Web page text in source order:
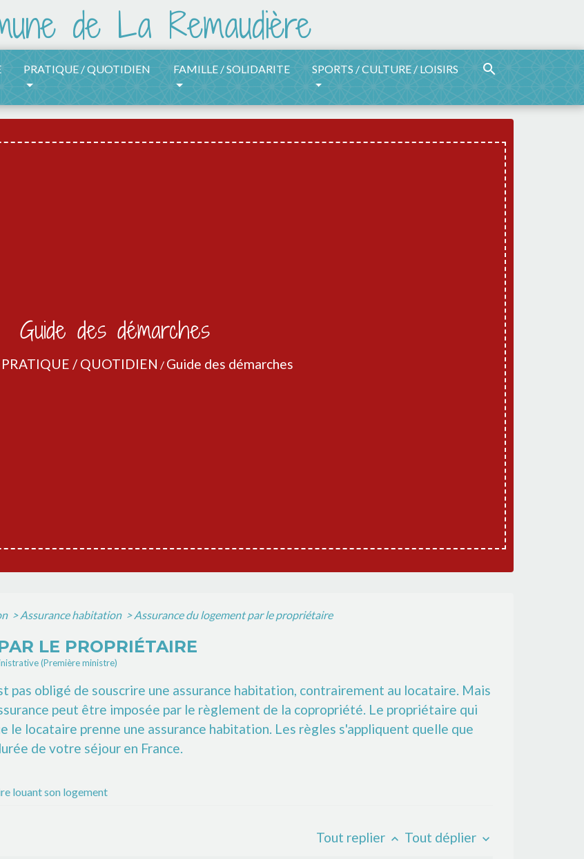
PRATIQUE / QUOTIDIEN FAMILLE / SOLIDARITE SPORTS / CULTURE / LOISIRS search
Guide des démarches
PRATIQUE / QUOTIDIEN / Guide des démarches
> Assurance habitation > Assurance du logement par le propriétaire
LE PROPRIÉTAIRE
(Première ministre)
pas obligé de souscrire une assurance habitation, contrairement au locataire. Mais
peut être imposée par le règlement de la copropriété. Le propriétaire qui
le locataire prenne une assurance habitation. Les règles s'appliquent quelle que
de votre séjour en France.
louant son logement
Tout replier keyboard_arrow_up Tout déplier keyboard_arrow_down